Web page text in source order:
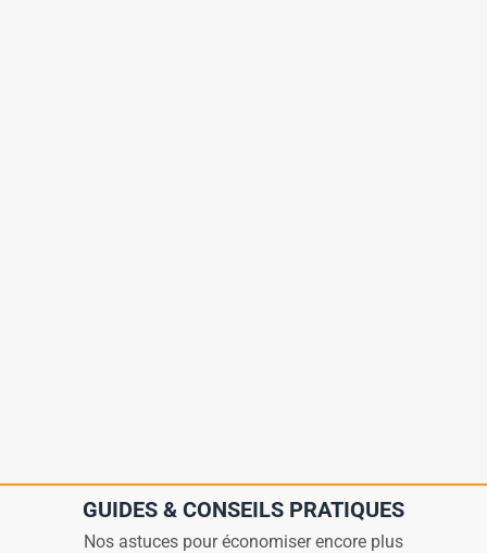
GUIDES & CONSEILS PRATIQUES
Nos astuces pour économiser encore plus